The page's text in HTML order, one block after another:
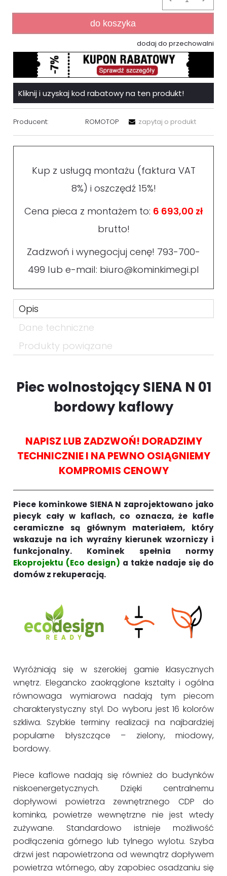
do koszyka
dodaj do przechowalni
Kliknij i uzyskaj kod rabatowy na ten produkt!
Producent: ROMOTOP zapytaj o produkt
Kup z usługą montażu (faktura VAT
8%) i oszczędź 15%!
Cena pieca z montażem to: 6 693,00 zł
brutto!
Zadzwoń i wynegocjuj cenę! 793-700-
499 lub e-mail: biuro@kominkimegi.pl
Opis
Dane techniczne
Produkty powiązane
Piec wolnostojący SIENA N 01
bordowy kaflowy
NAPISZ LUB ZADZWOŃ! DORADZIMY
TECHNICZNIE I NA PEWNO OSIĄGNIEMY
KOMPROMIS CENOWY
Piece kominkowe SIENA N zaprojektowano jako
piecyk cały w kaflach, co oznacza, że kafle
ceramiczne są głównym materiałem, który
wskazuje na ich wyraźny kierunek wzorniczy i
funkcjonalny. Kominek spełnia normy
Ekoprojektu (Eco design) a także nadaje się do
domów z rekuperacją.
Wyróżniają się w szerokiej gamie klasycznych
wnętrz. Elegancko zaokrąglone kształty i ogólna
równowaga wymiarowa nadają tym piecom
charakterystyczny styl. Do wyboru jest 16 kolorów
szkliwa. Szybkie terminy realizacji na najbardziej
popularne błyszczące – zielony, miodowy,
bordowy.
Piece kaflowe nadają się również do budynków
niskoenergetycznych. Dzięki centralnemu
dopływowi powietrza zewnętrznego CDP do
kominka, powietrze wewnętrzne nie jest wtedy
zużywane. Standardowo istnieje możliwość
podłączenia górnego lub tylnego wylotu. Szyba
drzwi jest napowietrzona od wewnątrz dopływem
powietrza wtórnego, aby zapobiec osadzaniu się